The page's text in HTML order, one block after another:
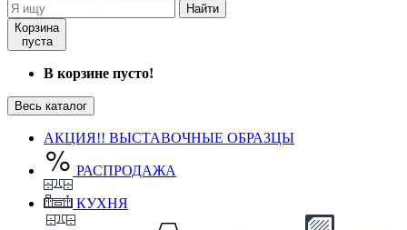
Найти
Корзина
пуста
В корзине пусто!
Весь каталог
АКЦИЯ!! ВЫСТАВОЧНЫЕ ОБРАЗЦЫ
РАСПРОДАЖА
КУХНЯ